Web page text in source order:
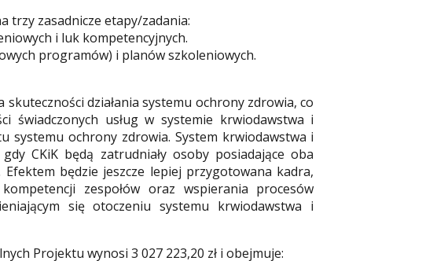
trzy zasadnicze etapy/zadania:
i luk kompetencyjnych.
programów) i planów szkoleniowych.
działania systemu ochrony zdrowia, co
świadczonych usług w systemie krwiodawstwa i
systemu ochrony zdrowia. System krwiodawstwa i
CKiK będą zatrudniały osoby posiadające oba
będzie jeszcze lepiej przygotowana kadra,
zespołów oraz wspierania procesów
się otoczeniu systemu krwiodawstwa i
Projektu wynosi 3 027 223,20 zł i obejmuje: